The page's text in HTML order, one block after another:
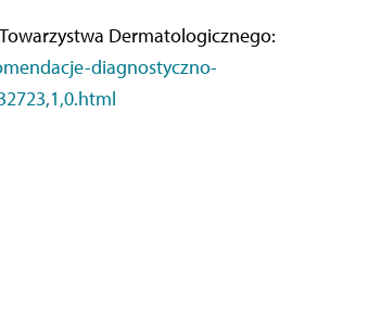
Dermatologicznego:
diagnostyczno-